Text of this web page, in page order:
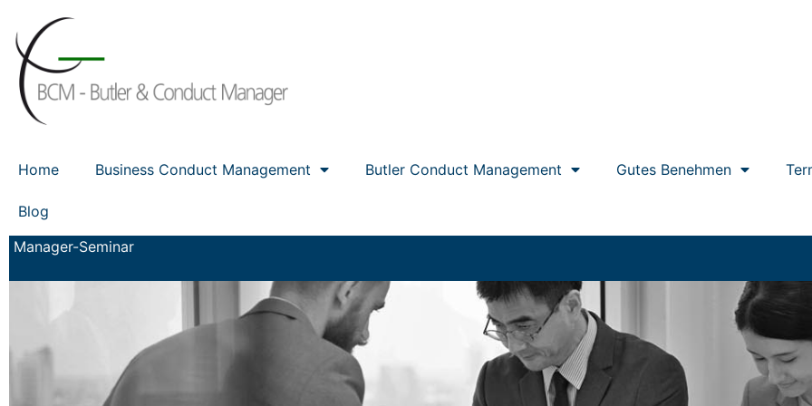
Home Business Conduct Management Butler Conduct Management Gutes Benehmen
Blog
Manager-Seminar